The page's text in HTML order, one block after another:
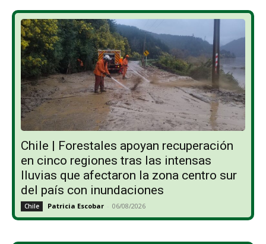
Chile | Forestales apoyan recuperación
en cinco regiones tras las intensas
lluvias que afectaron la zona centro sur
del país con inundaciones
Chile Patricia Escobar - 06/08/2026